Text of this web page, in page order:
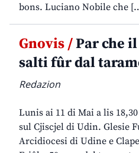
bons. Luciano Nobile che
Gnovis /Par che
salti fûr dal
Redazion
Lunis ai 11 di Mai a lis
sul Cjiscjel di Udin. Glesie
Arcidiocesi di Udine e